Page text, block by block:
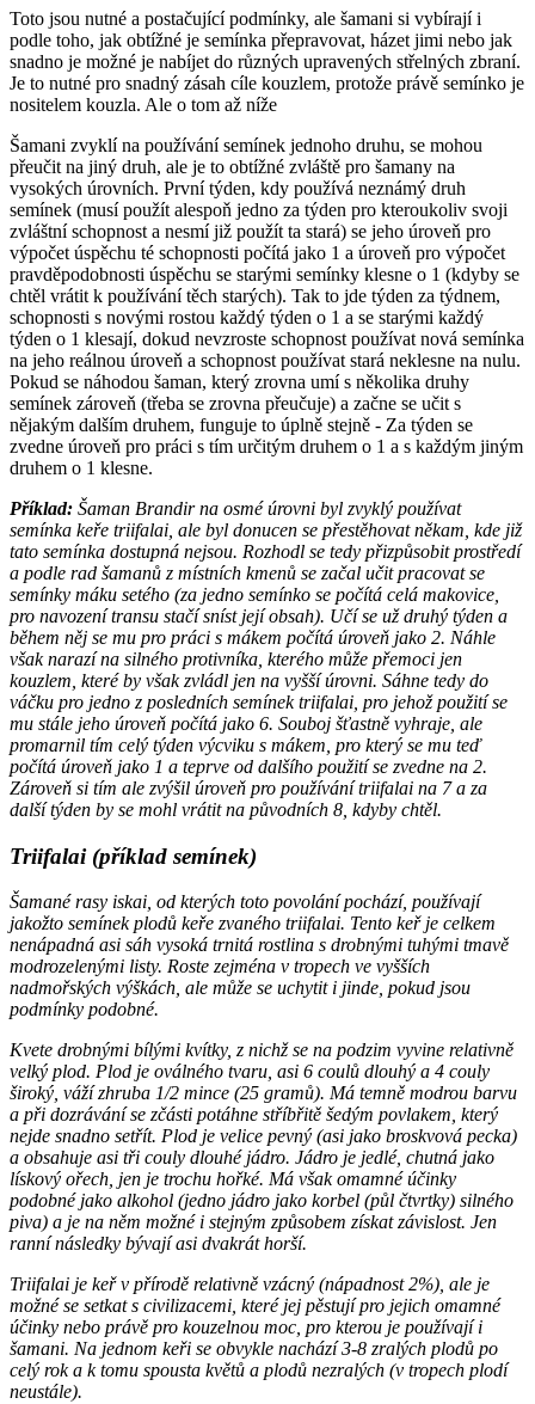
Toto jsou nutné a postačující podmínky, ale šamani si vybírají i
podle toho, jak obtížné je semínka přepravovat, házet jimi nebo jak
snadno je možné je nabíjet do různých upravených střelných zbraní.
Je to nutné pro snadný zásah cíle kouzlem, protože právě semínko je
nositelem kouzla. Ale o tom až níže
Šamani zvyklí na používání semínek jednoho druhu, se mohou
přeučit na jiný druh, ale je to obtížné zvláště pro šamany na
vysokých úrovních. První týden, kdy používá neznámý druh
semínek (musí použít alespoň jedno za týden pro kteroukoliv svoji
zvláštní schopnost a nesmí již použít ta stará) se jeho úroveň pro
výpočet úspěchu té schopnosti počítá jako 1 a úroveň pro výpočet
pravděpodobnosti úspěchu se starými semínky klesne o 1 (kdyby se
chtěl vrátit k používání těch starých). Tak to jde týden za týdnem,
schopnosti s novými rostou každý týden o 1 a se starými každý
týden o 1 klesají, dokud nevzroste schopnost používat nová semínka
na jeho reálnou úroveň a schopnost používat stará neklesne na nulu.
Pokud se náhodou šaman, který zrovna umí s několika druhy
semínek zároveň (třeba se zrovna přeučuje) a začne se učit s
nějakým dalším druhem, funguje to úplně stejně - Za týden se
zvedne úroveň pro práci s tím určitým druhem o 1 a s každým jiným
druhem o 1 klesne.
Příklad: Šaman Brandir na osmé úrovni byl zvyklý používat
semínka keře triifalai, ale byl donucen se přestěhovat někam, kde již
tato semínka dostupná nejsou. Rozhodl se tedy přizpůsobit prostředí
a podle rad šamanů z místních kmenů se začal učit pracovat se
semínky máku setého (za jedno semínko se počítá celá makovice,
pro navození transu stačí sníst její obsah). Učí se už druhý týden a
během něj se mu pro práci s mákem počítá úroveň jako 2. Náhle
však narazí na silného protivníka, kterého může přemoci jen
kouzlem, které by však zvládl jen na vyšší úrovni. Sáhne tedy do
váčku pro jedno z posledních semínek triifalai, pro jehož použití se
mu stále jeho úroveň počítá jako 6. Souboj šťastně vyhraje, ale
promarnil tím celý týden výcviku s mákem, pro který se mu teď
počítá úroveň jako 1 a teprve od dalšího použití se zvedne na 2.
Zároveň si tím ale zvýšil úroveň pro používání triifalai na 7 a za
další týden by se mohl vrátit na původních 8, kdyby chtěl.
Triifalai (příklad semínek)
Šamané rasy iskai, od kterých toto povolání pochází, používají
jakožto semínek plodů keře zvaného triifalai. Tento keř je celkem
nenápadná asi sáh vysoká trnitá rostlina s drobnými tuhými tmavě
modrozelenými listy. Roste zejména v tropech ve vyšších
nadmořských výškách, ale může se uchytit i jinde, pokud jsou
podmínky podobné.
Kvete drobnými bílými kvítky, z nichž se na podzim vyvine relativně
velký plod. Plod je oválného tvaru, asi 6 coulů dlouhý a 4 couly
široký, váží zhruba 1/2 mince (25 gramů). Má temně modrou barvu
a při dozrávání se zčásti potáhne stříbřitě šedým povlakem, který
nejde snadno setřít. Plod je velice pevný (asi jako broskvová pecka)
a obsahuje asi tři couly dlouhé jádro. Jádro je jedlé, chutná jako
lískový ořech, jen je trochu hořké. Má však omamné účinky
podobné jako alkohol (jedno jádro jako korbel (půl čtvrtky) silného
piva) a je na něm možné i stejným způsobem získat závislost. Jen
ranní následky bývají asi dvakrát horší.
Triifalai je keř v přírodě relativně vzácný (nápadnost 2%), ale je
možné se setkat s civilizacemi, které jej pěstují pro jejich omamné
účinky nebo právě pro kouzelnou moc, pro kterou je používají i
šamani. Na jednom keři se obvykle nachází 3-8 zralých plodů po
celý rok a k tomu spousta květů a plodů nezralých (v tropech plodí
neustále).